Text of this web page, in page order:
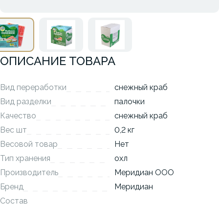
ОПИСАНИЕ ТОВАРА
Вид переработки
снежный краб
Вид разделки
палочки
Качество
снежный краб
Вес шт
0,2 кг
Весовой товар
Нет
Тип хранения
охл
Производитель
Меридиан ООО
Бренд
Меридиан
Состав